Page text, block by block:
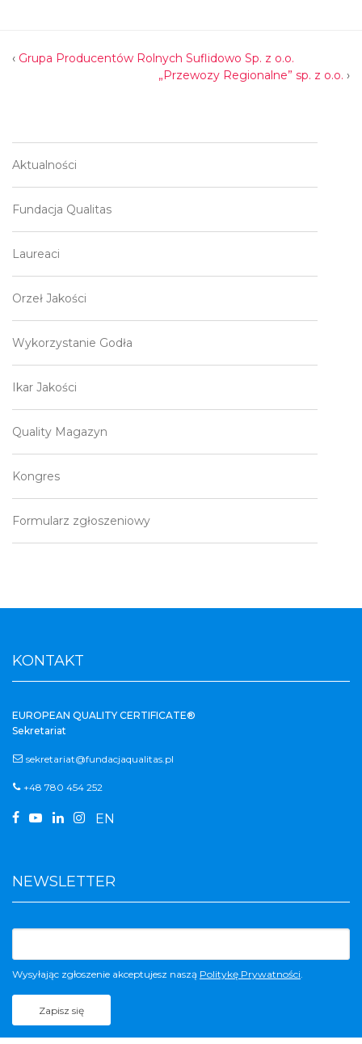
‹ Grupa Producentów Rolnych Suflidowo Sp. z o.o.
„Przewozy Regionalne” sp. z o.o. ›
Aktualności
Fundacja Qualitas
Laureaci
Orzeł Jakości
Wykorzystanie Godła
Ikar Jakości
Quality Magazyn
Kongres
Formularz zgłoszeniowy
KONTAKT
EUROPEAN QUALITY CERTIFICATE®
Sekretariat
sekretariat@fundacjaqualitas.pl
+48 780 454 252
    EN
NEWSLETTER
Wysyłając zgłoszenie akceptujesz naszą Politykę Prywatności.